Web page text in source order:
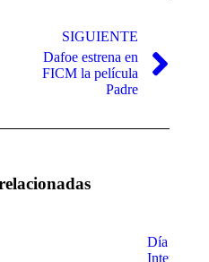
SIGUIENTE
Publicación
Dafoe estrena en
FICM la película
Padre
Día